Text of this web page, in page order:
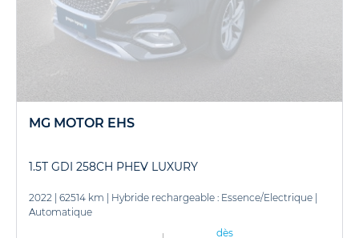
MG MOTOR EHS
1.5T GDI 258CH PHEV LUXURY
2022 62514 km Hybride rechargeable : Essence/Electrique
Automatique
dès